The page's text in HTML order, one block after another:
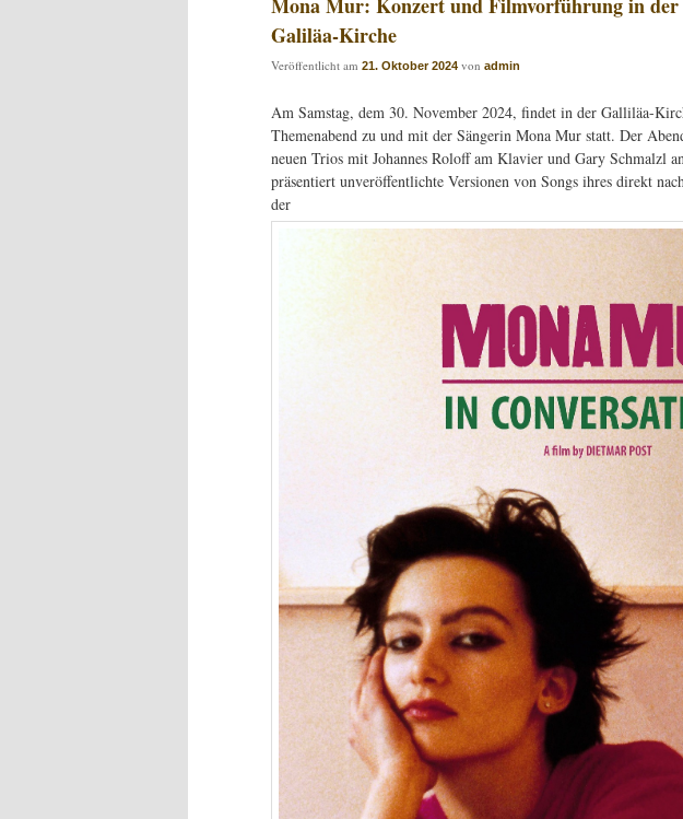
Galiläa-Kirche
Veröffentlicht am 21. Oktober 2024 von admin
Am Samstag, dem 30. November 2024, findet in der Galliläa-
Themenabend zu und mit der Sängerin Mona Mur statt. Der
neuen Trios mit Johannes Roloff am Klavier und Gary Schmalzl
präsentiert unveröffentlichte Versionen von Songs ihres direkt
der